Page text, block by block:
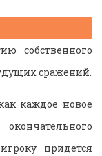
собственного
сражений.
каждое новое
придется